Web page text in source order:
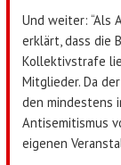
Und weiter: “Als
erklärt, dass die
Kollektivstrafe
Mitglieder. Da
den mindestens
Antisemitismus
eigenen